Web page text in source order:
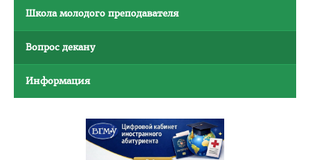
Клиническая ординатура
Материалы для клинических ординаторов в СДО
Контрольные цифры приема
Перечень документов для приема в клиническую
Школа молодого преподавателя
Вопрос декану
Информация